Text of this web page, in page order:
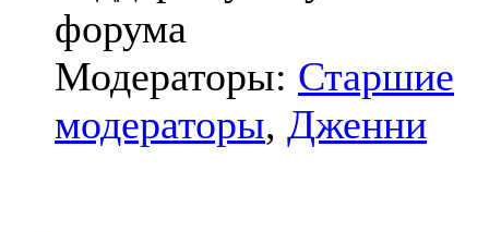
форума
Модераторы: Старшие
модераторы, Дженни